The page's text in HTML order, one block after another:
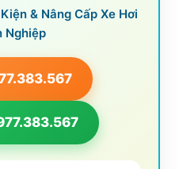
& Nâng Cấp Xe Hơi
Nghiệp